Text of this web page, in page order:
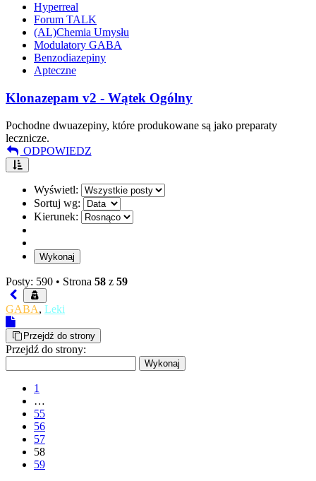
Hyperreal
Forum TALK
(AL)Chemia Umysłu
Modulatory GABA
Benzodiazepiny
Apteczne
Klonazepam v2 - Wątek Ogólny
Pochodne dwuazepiny, które produkowane są jako preparaty
lecznicze.
ODPOWIEDZ
Wyświetl:
Sortuj wg:
Kierunek:
Posty: 590 • Strona 58 z 59
GABA, Leki
Przejdź do strony
Przejdź do strony:
1
…
55
56
57
58
59